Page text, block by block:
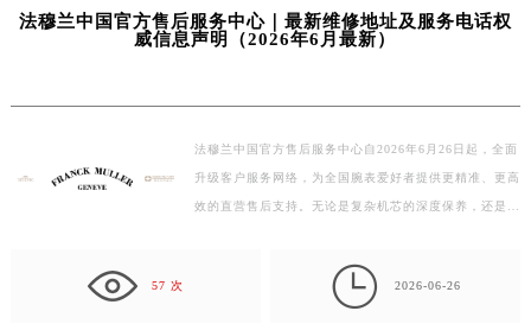
法穆兰中国官方售后服务中心｜最新维修地址及服务电话权
威信息声明（2026年6月最新）
法穆兰中国官方售后服务中心自2026年6月26日起，全面
升级客户服务网络，为全国腕表爱好者提供更精准、更高
效的直营售后支持。无论是复杂机芯的深度保养，还是表
57 次
 2026-06-26